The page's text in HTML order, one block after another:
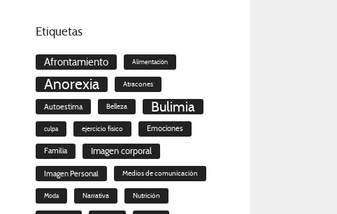
Etiquetas
Afrontamiento Alimentación
Anorexia Atracones
Autoestima Belleza Bulimia
culpa ejercicio físico Emociones
Familia Imagen corporal
Imagen Personal Medios de comunicación
Moda Narrativa Nutrición